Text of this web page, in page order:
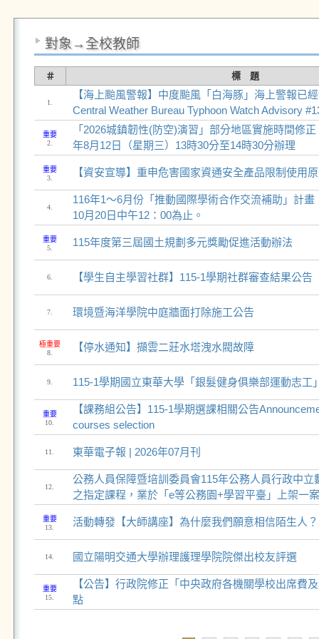
對象→全校教師
＃ 標 題
1.
【海上颱風警報】中度颱風「白海豚」海上警報已
Central Weather Bureau Typhoon Watch Advisory
重要
2.
「2026城鎮韌性(防空)演習」部分地區實施時間修
年8月12日（星期三）13時30分至14時30分辦理
重要
3.
【資安宣導】重申危害國家資通安全產品限制使用
4.
116年1～6月份「推動國際學術合作交流補助」計
10月20日中午12：00為止。
重要
5.
115年度第三屆國土規劃多元獎勵促進活動辦法
6. 【學生自主學習社群】115-1學期社群審查結果公告
7. 環境暨海洋學院中庭牆面打除施工公告
極重要
8.
【停水通知】擷雲二莊水塔洩水閥故障
9. 115-1學期國立東華大學「銀髮健身俱樂部運動志工
重要
10.
【課務組公告】115-1學期選課相關公告
courses selection
11. 東華電子報 | 2026年07月刊
12.
公務人員保障暨培訓委員會115年公務人員行政中立
之指定課程，業於「e等公務園+學習平臺」上架一案
重要
13.
活動轉發【大師講座】為什麼我們願意相信陌生人？
14. ​國立陽明交通大學辦理護理學院院傑出校友評選
重要
15.
【公告】行政院修正「中央政府各機關學校出席費
點